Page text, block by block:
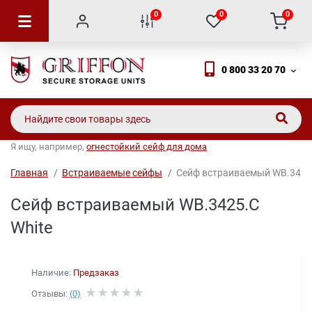
0 0 0
0 800 33 20 70
Я ищу, например, огнестойкий сейф для дома
Главная Встраиваемые сейфы Сейф встраиваемый
Сейф встраиваемый WB.3425.C
White
Наличие: Предзаказ
Отзывы: (0)